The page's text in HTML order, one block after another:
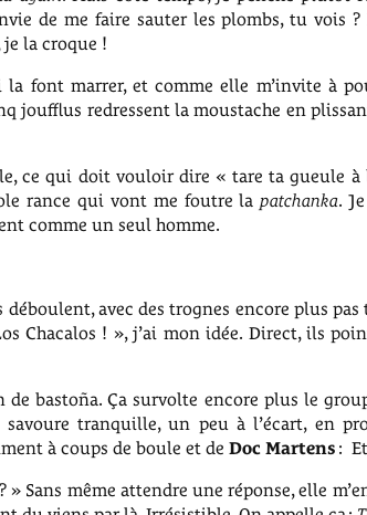
de me faire sauter les plombs, tu vois
la croque !
la font marrer, et comme elle m’invite à
joufflus redressent la moustache en
ce qui doit vouloir dire « tare ta gueule à
rance qui vont me foutre lapatchanka.
comme un seul homme.
avec des trognes encore plus
Chacalos ! », j’ai mon idée. Direct, ils
bastoña. Ça survolte encore plus le
savoure tranquille, un peu à l’écart, en
à coups de boule et de Doc Martens :
Sans même attendre une réponse, elle